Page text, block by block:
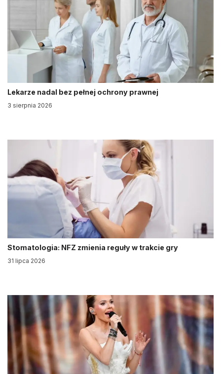
Lekarze nadal bez pełnej ochrony prawnej
3 sierpnia 2026
Stomatologia: NFZ zmienia reguły w trakcie gry
31 lipca 2026